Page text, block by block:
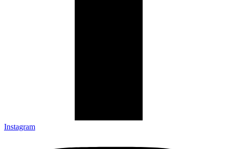
Instagram